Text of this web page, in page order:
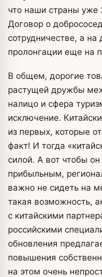
что наши страны уже
Договор о
сотрудничестве, а
пролонгации еще на
В общем, дорогие
растущей дружбы
налицо и сфера
исключение.
из первых, которые
факт! И тогда
силой. А вот чтобы
прибыльным,
важно не сидеть на
такая возможность,
с китайскими
российскими
обновления
повышения
на этом очень